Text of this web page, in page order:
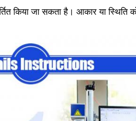
जा सकता है। आकार या स्थिति को